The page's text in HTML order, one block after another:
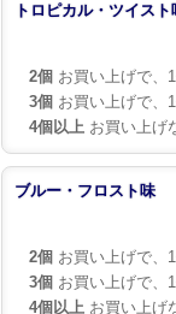
トロピカル・ツイスト
2個 お買い上げで、
3個 お買い上げで、
4個以上 お買い上げ
ブルー・フロスト味
2個 お買い上げで、
3個 お買い上げで、
4個以上 お買い上げ